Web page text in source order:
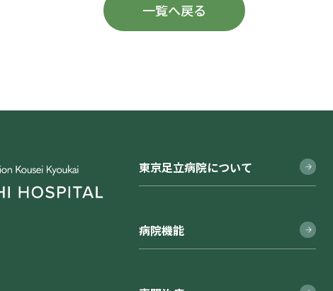
一覧へ戻る
東京足立病院について
病院機能